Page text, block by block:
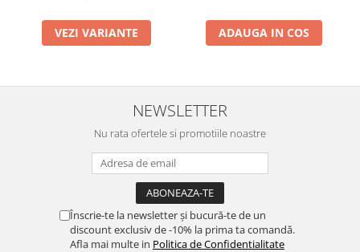
VEZI VARIANTE ADAUGA IN COS
NEWSLETTER
Nu rata ofertele si promotiile noastre
Înscrie-te la newsletter și bucură-te de un
discount exclusiv de -10% la prima ta comandă.
Afla mai multe in Politica de Confidentialitate